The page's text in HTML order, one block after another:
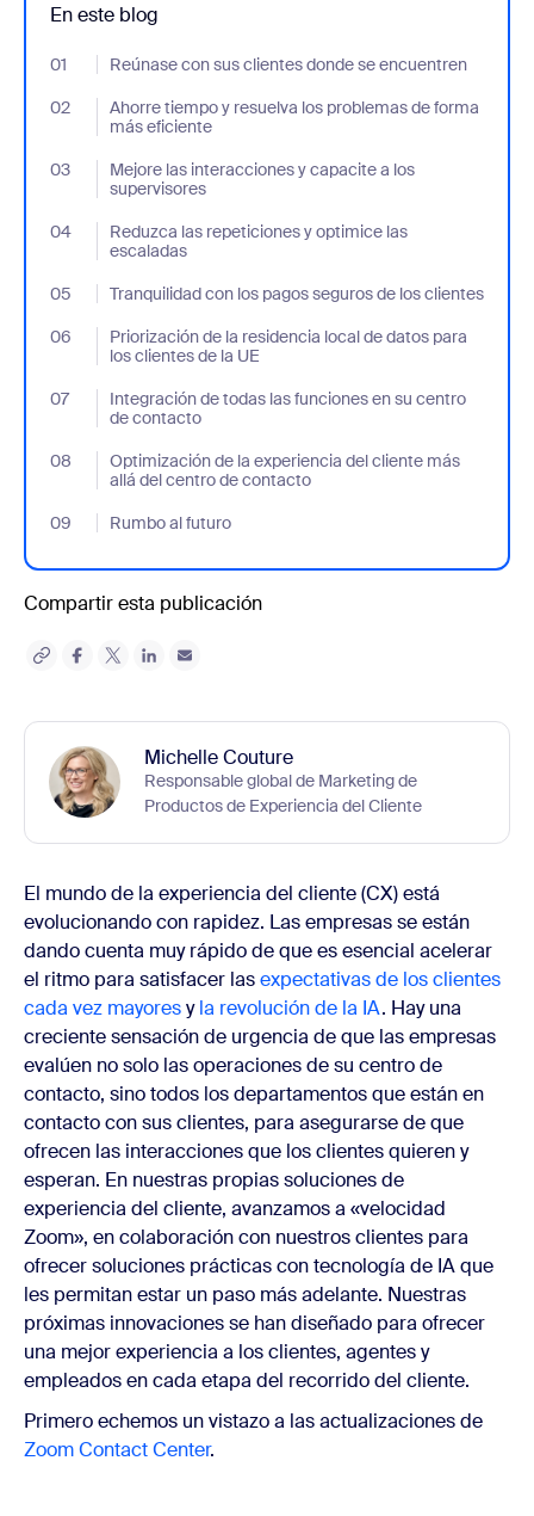
En este blog
01 Reúnase con sus clientes donde se encuentren
- Jumplink to Reúnase con sus clientes donde se encuentren
02
Ahorre tiempo y resuelva los problemas de forma
más eficiente
- Jumplink to Ahorre tiempo y resuelva los problemas de forma
03
Mejore las interacciones y capacite a los
supervisores
- Jumplink to Mejore las interacciones y capacite a los
04
Reduzca las repeticiones y optimice las
escaladas
- Jumplink to Reduzca las repeticiones y optimice las escaladas
05 Tranquilidad con los pagos seguros de los clientes
- Jumplink to Tranquilidad con los pagos seguros de los clientes
06
Priorización de la residencia local de datos para
los clientes de la UE
- Jumplink to Priorización de la residencia local de datos para
07
Integración de todas las funciones en su centro
de contacto
- Jumplink to Integración de todas las funciones en su centro
08
Optimización de la experiencia del cliente más
allá del centro de contacto
- Jumplink to Optimización de la experiencia del cliente más
09 Rumbo al futuro
- Jumplink to Rumbo al futuro
Compartir esta publicación
Michelle Couture
Responsable global de Marketing de
Productos de Experiencia del Cliente
El mundo de la experiencia del cliente (CX) está
evolucionando con rapidez. Las empresas se están
dando cuenta muy rápido de que es esencial acelerar
el ritmo para satisfacer lasexpectativas de los clientes
cada vez mayoresyla revolución de la IA. Hay una
creciente sensación de urgencia de que las empresas
evalúen no solo las operaciones de su centro de
contacto, sino todos los departamentos que están en
contacto con sus clientes, para asegurarse de que
ofrecen las interacciones que los clientes quieren y
esperan. En nuestras propias soluciones de
experiencia del cliente, avanzamos a «velocidad
Zoom», en colaboración con nuestros clientes para
ofrecer soluciones prácticas con tecnología de IA que
les permitan estar un paso más adelante. Nuestras
próximas innovaciones se han diseñado para ofrecer
una mejor experiencia a los clientes, agentes y
empleados en cada etapa del recorrido del cliente.
Primero echemos un vistazo a las actualizaciones de
Zoom Contact Center.